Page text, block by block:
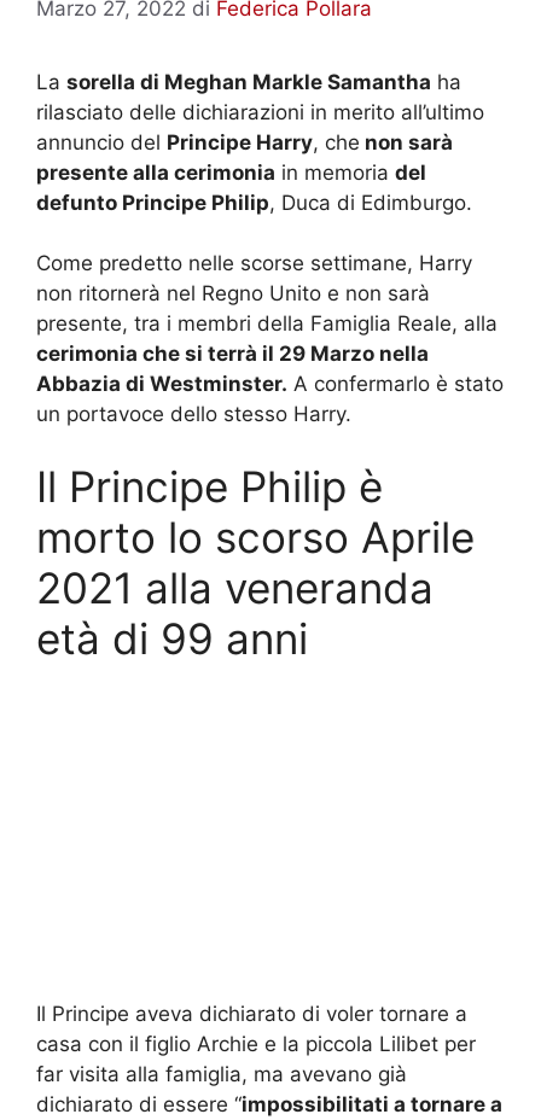
Marzo 27, 2022 di Federica Pollara
La sorella di Meghan Markle Samantha ha
rilasciato delle dichiarazioni in merito all’ultimo
annuncio del Principe Harry, che non sarà
presente alla cerimonia in memoria del
defunto Principe Philip, Duca di Edimburgo.
Come predetto nelle scorse settimane, Harry
non ritornerà nel Regno Unito e non sarà
presente, tra i membri della Famiglia Reale, alla
cerimonia che si terrà il 29 Marzo nella
Abbazia di Westminster. A confermarlo è stato
un portavoce dello stesso Harry.
Il Principe Philip è
morto lo scorso Aprile
2021 alla veneranda
età di 99 anni
Il Principe aveva dichiarato di voler tornare a
casa con il figlio Archie e la piccola Lilibet per
far visita alla famiglia, ma avevano già
dichiarato di essere “impossibilitati a tornare a